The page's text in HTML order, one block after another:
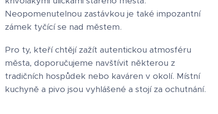
Neopomenutelnou zastávkou je také impozantní
zámek tyčící se nad městem.
Pro ty, kteří chtějí zažít autentickou atmosféru
města, doporučujeme navštívit některou z
tradičních hospůdek nebo kaváren v okolí. Místní
kuchyně a pivo jsou vyhlášené a stojí za ochutnání.